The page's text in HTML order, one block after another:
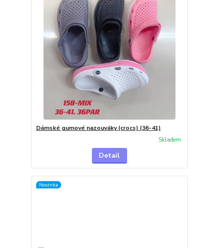
Dámské gumové nazouváky (crocs) (36-41)
Skladem
Detail
Novinka